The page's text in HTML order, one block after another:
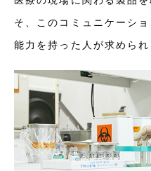
そ、このコミュニケーシ
能力を持った人が求められ